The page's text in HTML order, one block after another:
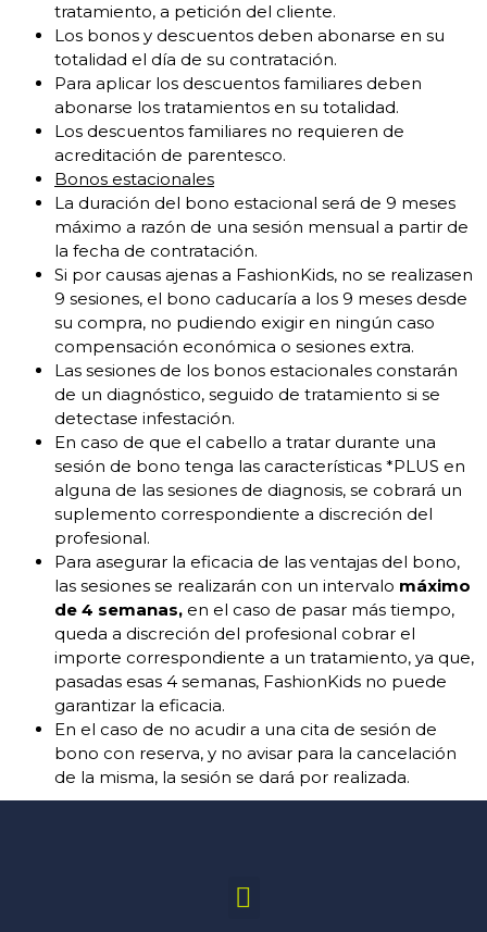
tratamiento, a petición del cliente.
Los bonos y descuentos deben abonarse en su
totalidad el día de su contratación.
Para aplicar los descuentos familiares deben
abonarse los tratamientos en su totalidad.
Los descuentos familiares no requieren de
acreditación de parentesco.
Bonos estacionales
La duración del bono estacional será de 9 meses
máximo a razón de una sesión mensual a partir de
la fecha de contratación.
Si por causas ajenas a FashionKids, no se realizasen
9 sesiones, el bono caducaría a los 9 meses desde
su compra, no pudiendo exigir en ningún caso
compensación económica o sesiones extra.
Las sesiones de los bonos estacionales constarán
de un diagnóstico, seguido de tratamiento si se
detectase infestación.
En caso de que el cabello a tratar durante una
sesión de bono tenga las características *PLUS en
alguna de las sesiones de diagnosis, se cobrará un
suplemento correspondiente a discreción del
profesional.
Para asegurar la eficacia de las ventajas del bono,
las sesiones se realizarán con un intervalo máximo
de 4 semanas, en el caso de pasar más tiempo,
queda a discreción del profesional cobrar el
importe correspondiente a un tratamiento, ya que,
pasadas esas 4 semanas, FashionKids no puede
garantizar la eficacia.
En el caso de no acudir a una cita de sesión de
bono con reserva, y no avisar para la cancelación
de la misma, la sesión se dará por realizada.